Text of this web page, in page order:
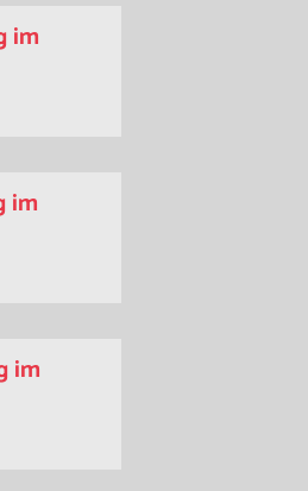
im
im
im